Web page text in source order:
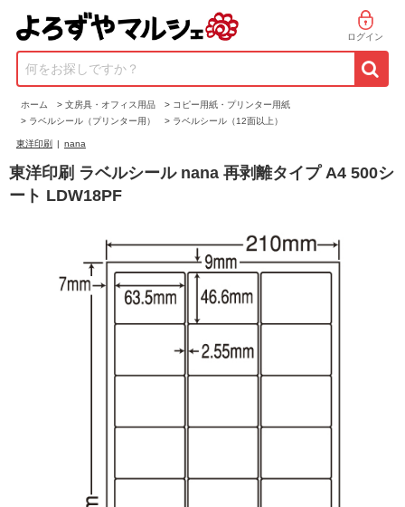
ログイン
何をお探しですか？
ホーム > 文房具・オフィス用品 > コピー用紙・プリンター用紙
> ラベルシール（プリンター用） > ラベルシール（12面以上）
東洋印刷 | nana
東洋印刷 ラベルシール nana 再剥離タイプ A4 500シ
ート LDW18PF